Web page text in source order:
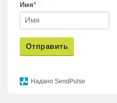
Имя*
Отправить
Надано SendPulse